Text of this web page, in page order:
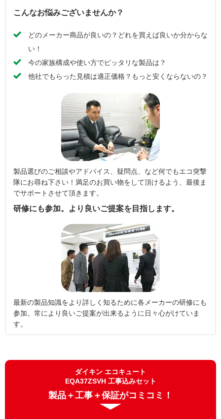
こんなお悩みございませんか？
どのメーカー商品が良いの？どれを買えば良いか分からな
い！
今の家族構成や使い方でピッタリな製品は？
他社でもらった見積は適正価格？もっと安くならないの？
製品選びのご相談やアドバイス、疑問点、など何でもエコ突撃
隊にお尋ね下さい！満足のお買い物をして頂けるよう、最後ま
でサポートさせて頂きます。
研修にも参加。より良いご提案を目指します。
最新の製品知識をより詳しく知るために各メーカーの研修にも
参加。常により良いご提案が出来るように日々心がけていま
す。
ダイキン エコキュート
EQA37ZSVH 工事込みセット
製品＋工事＋保証がコミコミ！